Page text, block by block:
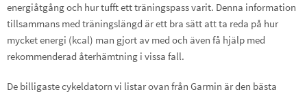
energiåtgång och hur tufft ett träningspass varit. Denna information
tillsammans med träningslängd är ett bra sätt att ta reda på hur
mycket energi (kcal) man gjort av med och även få hjälp med
rekommenderad återhämtning i vissa fall.
De billigaste cykeldatorn vi listar ovan från Garmin är den bästa